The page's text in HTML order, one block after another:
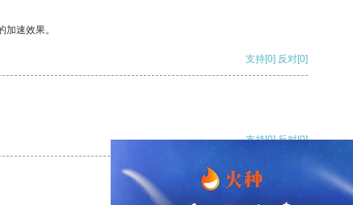
速效果。
支持[0] 反对[0]
支持[0] 反对[0]